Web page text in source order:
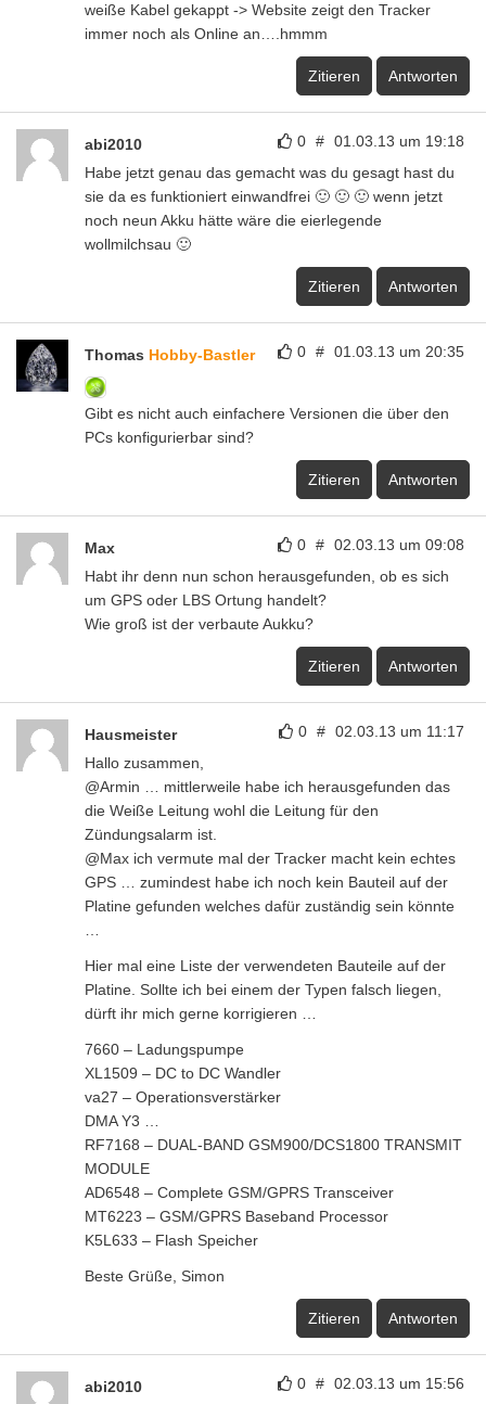
weiße Kabel gekappt -> Website zeigt den Tracker
immer noch als Online an….hmmm
Zitieren Antworten
0 # 01.03.13 um 19:18
abi2010
Habe jetzt genau das gemacht was du gesagt hast du
sie da es funktioniert einwandfrei 🙂 🙂 🙂 wenn jetzt
noch neun Akku hätte wäre die eierlegende
wollmilchsau 🙂
Zitieren Antworten
0 # 01.03.13 um 20:35
Thomas Hobby-Bastler
Gibt es nicht auch einfachere Versionen die über den
PCs konfigurierbar sind?
Zitieren Antworten
0 # 02.03.13 um 09:08
Max
Habt ihr denn nun schon herausgefunden, ob es sich
um GPS oder LBS Ortung handelt?
Wie groß ist der verbaute Aukku?
Zitieren Antworten
0 # 02.03.13 um 11:17
Hausmeister
Hallo zusammen,
@Armin … mittlerweile habe ich herausgefunden das
die Weiße Leitung wohl die Leitung für den
Zündungsalarm ist.
@Max ich vermute mal der Tracker macht kein echtes
GPS … zumindest habe ich noch kein Bauteil auf der
Platine gefunden welches dafür zuständig sein könnte
…
Hier mal eine Liste der verwendeten Bauteile auf der
Platine. Sollte ich bei einem der Typen falsch liegen,
dürft ihr mich gerne korrigieren …
7660 – Ladungspumpe
XL1509 – DC to DC Wandler
va27 – Operationsverstärker
DMA Y3 …
RF7168 – DUAL-BAND GSM900/DCS1800 TRANSMIT
MODULE
AD6548 – Complete GSM/GPRS Transceiver
MT6223 – GSM/GPRS Baseband Processor
K5L633 – Flash Speicher
Beste Grüße, Simon
Zitieren Antworten
0 # 02.03.13 um 15:56
abi2010